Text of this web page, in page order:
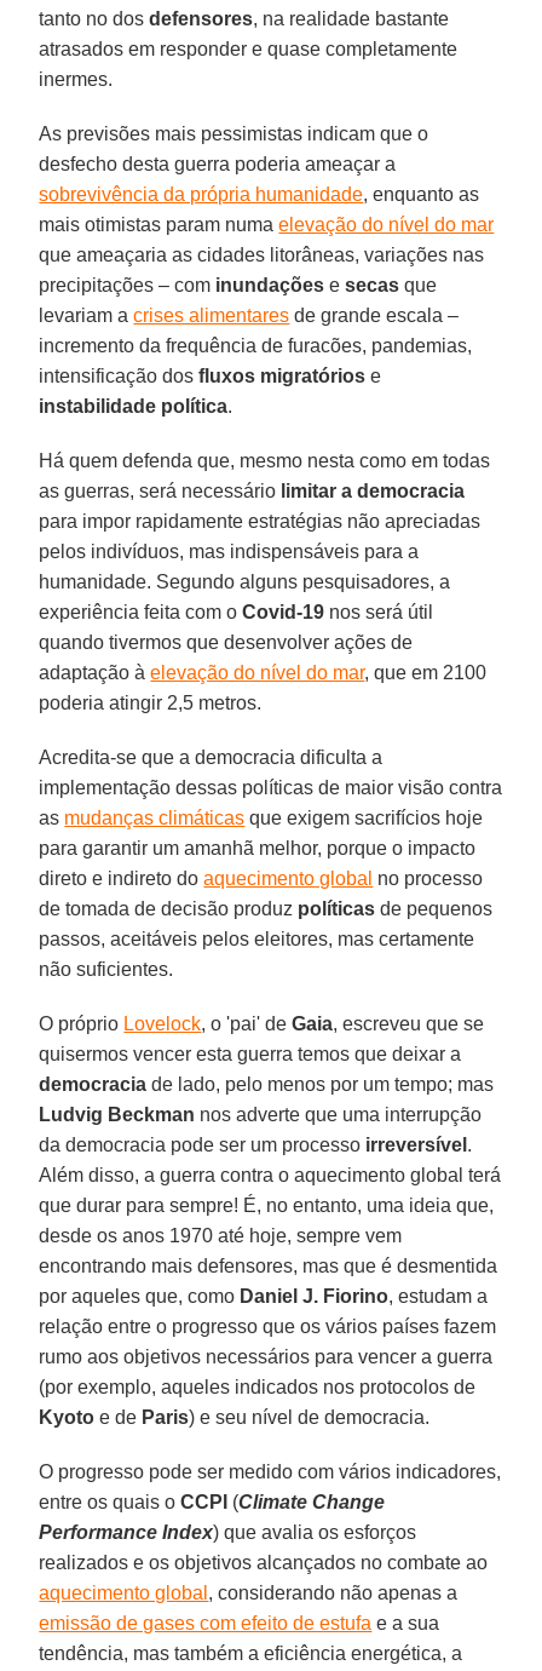
tanto no dosdefensores, na realidade bastante
atrasados em responder e quase completamente
inermes.
As previsões mais pessimistas indicam que o
desfecho desta guerra poderia ameaçar a
sobrevivência da própria humanidade, enquanto as
mais otimistas param numaelevação do nível do mar
que ameaçaria as cidades litorâneas, variações nas
precipitações – com inundações esecas que
levariam acrises alimentares de grande escala –
incremento da frequência de furacões, pandemias,
intensificação dosfluxos migratórios e
instabilidade política.
Há quem defenda que, mesmo nesta como em todas
as guerras, será necessário limitar a democracia
para impor rapidamente estratégias não apreciadas
pelos indivíduos, mas indispensáveis para a
humanidade. Segundo alguns pesquisadores, a
experiência feita com oCovid-19 nos será útil
quando tivermos que desenvolver ações de
adaptação àelevação do nível do mar, que em 2100
poderia atingir 2,5 metros.
Acredita-se que a democracia dificulta a
implementação dessas políticas de maior visão contra
as mudanças climáticas que exigem sacrifícios hoje
para garantir um amanhã melhor, porque o impacto
direto e indireto doaquecimento global no processo
de tomada de decisão produz políticas de pequenos
passos, aceitáveis pelos eleitores, mas certamente
não suficientes.
O próprio Lovelock, o 'pai' deGaia, escreveu que se
quisermos vencer esta guerra temos que deixar a
democracia de lado, pelo menos por um tempo; mas
Ludvig Beckman nos adverte que uma interrupção
da democracia pode ser um processo irreversível .
Além disso, a guerra contra o aquecimento global terá
que durar para sempre! É, no entanto, uma ideia que,
desde os anos 1970 até hoje, sempre vem
encontrando mais defensores, mas que é desmentida
por aqueles que, como Daniel J. Fiorino, estudam a
relação entre o progresso que os vários países fazem
rumo aos objetivos necessários para vencer a guerra
(por exemplo, aqueles indicados nos protocolos de
Kyoto e de Paris) e seu nível de democracia.
O progresso pode ser medido com vários indicadores,
entre os quais oCCPI (Climate Change
Performance Index) que avalia os esforços
realizados e os objetivos alcançados no combate ao
aquecimento global , considerando não apenas a
emissão de gases com efeito de estufa e a sua
tendência, mas também a eficiência energética, a